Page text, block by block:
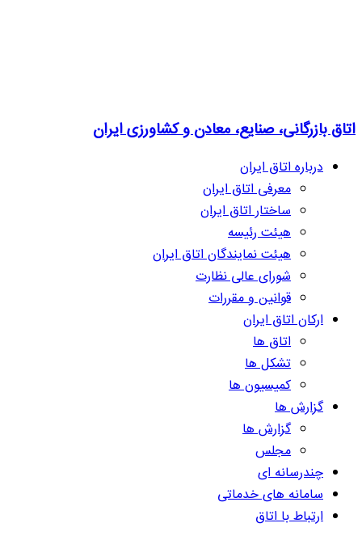
اتاق بازرگانی، صنایع، معادن و کشاورزی ایران
درباره اتاق ایران
معرفی اتاق ایران
ساختار اتاق ایران
هیئت رئیسه
هیئت نمایندگان اتاق ایران
شورای عالی نظارت
قوانین و مقررات
ارکان اتاق ایران
اتاق ها
تشکل ها
کمیسیون ها
گزارش ها
گزارش ها
مجلس
چندرسانه ای
سامانه های خدماتی
ارتباط با اتاق